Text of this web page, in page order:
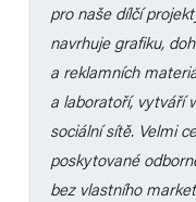
pro naše dílčí
navrhuje grafiku,
a reklamních
a laboratoří, vytváří
sociální sítě. Velmi
poskytované
bez vlastního